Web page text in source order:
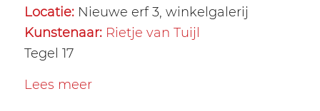
Locatie:Nieuwe erf 3, winkelgalerij
Kunstenaar: Rietje van Tuijl
Tegel 17
Lees meer